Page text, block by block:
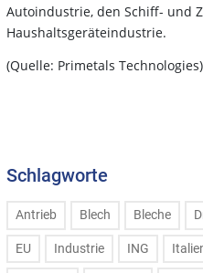
Autoindustrie, den Schiff- und
Haushaltsgeräteindustrie.
(Quelle: Primetals Technologies)
Schlagworte
Antrieb Blech Bleche
EU Industrie ING